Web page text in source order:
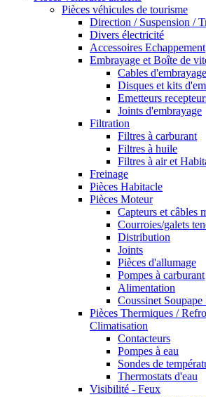
Pièces véhicules de tourisme
Direction / Suspension /
Divers électricité
Accessoires Echappement
Embrayage et Boîte de
Cables d'embrayage
Disques et kits
Emetteurs
Joints d'embrayage
Filtration
Filtres à carburant
Filtres à huile
Filtres à air et
Freinage
Pièces Habitacle
Pièces Moteur
Capteurs et câbles
Courroies/galets
Distribution
Joints
Pièces d'allumage
Pompes à carburant
Alimentation
Coussinet Soupape
Pièces Thermiques /
Climatisation
Contacteurs
Pompes à eau
Sondes de
Thermostats d'eau
Visibilité - Feux